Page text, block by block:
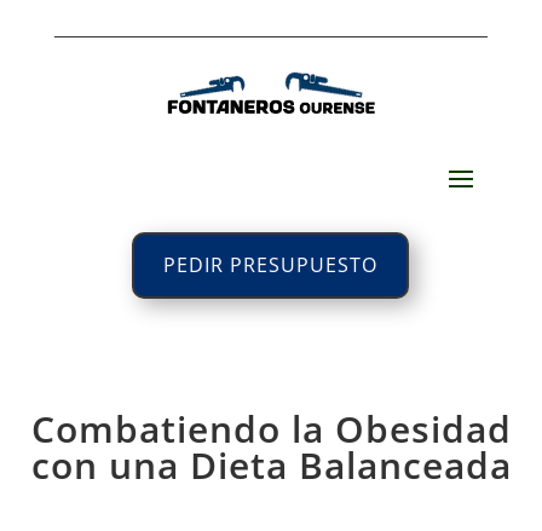
PEDIR PRESUPUESTO
Combatiendo la Obesidad
con una Dieta Balanceada